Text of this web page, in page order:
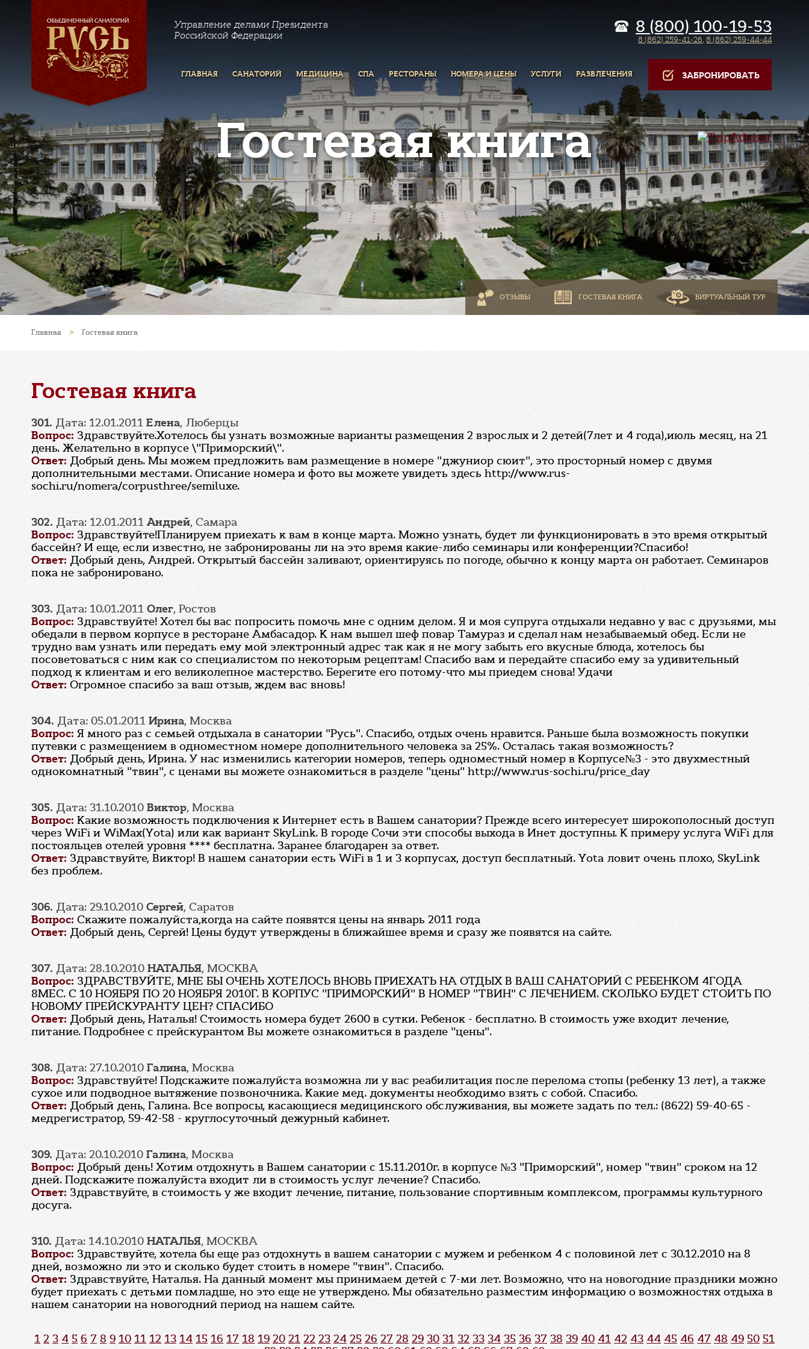
Управление делами Президента
Российской Федерации
8 (800) 100-19-53
8 (862) 259-41-26, 8 (862) 259-44-44
ГЛАВНАЯ САНАТОРИЙ МЕДИЦИНА СПА РЕСТОРАНЫ НОМЕРА И ЦЕНЫ УСЛУГИ РАЗВЛЕЧЕНИЯ ЗАБРОНИРОВАТЬ
Гостевая книга
ОТЗЫВЫ ГОСТЕВАЯ КНИГА ВИРТУАЛЬНЫЙ ТУР
Главная > Гостевая книга
Гостевая книга
301. Дата: 12.01.2011 Елена, Люберцы
Вопрос: Здравствуйте.Хотелось бы узнать возможные варианты размещения 2 взрослых и 2 детей(7лет и 4 года),июль месяц, на 21
день. Желательно в корпусе \"Приморский\".
Ответ: Добрый день. Мы можем предложить вам размещение в номере "джуниор сюит", это просторный номер с двумя
дополнительными местами. Описание номера и фото вы можете увидеть здесь http://www.rus-
sochi.ru/nomera/corpusthree/semiluxe.
302. Дата: 12.01.2011Андрей, Самара
Вопрос: Здравствуйте!Планируем приехать к вам в конце марта. Можно узнать, будет ли функционировать в это время открытый
бассейн? И еще, если известно, не забронированы ли на это время какие-либо семинары или конференции?Спасибо!
Ответ: Добрый день, Андрей. Открытый бассейн заливают, ориентируясь по погоде, обычно к концу марта он работает. Семинаров
пока не забронировано.
303. Дата: 10.01.2011 Олег, Ростов
Вопрос: Здравствуйте! Хотел бы вас попросить помочь мне с одним делом. Я и моя супруга отдыхали недавно у вас с друзьями, мы
обедали в первом корпусе в ресторане Амбасадор. К нам вышел шеф повар Тамураз и сделал нам незабываемый обед. Если не
трудно вам узнать или передать ему мой электронный адрес так как я не могу забыть его вкусные блюда, хотелось бы
посоветоваться с ним как со специалистом по некоторым рецептам! Спасибо вам и передайте спасибо ему за удивительный
подход к клиентам и его великолепное мастерство. Берегите его потому-что мы приедем снова! Удачи
Ответ: Огромное спасибо за ваш отзыв, ждем вас вновь!
304. Дата: 05.01.2011 Ирина, Москва
Вопрос: Я много раз с семьей отдыхала в санатории "Русь". Спасибо, отдых очень нравится. Раньше была возможность покупки
путевки с размещением в одноместном номере дополнительного человека за 25%. Осталась такая возможность?
Ответ: Добрый день, Ирина. У нас изменились категории номеров, теперь одноместный номер в Корпусе№3 - это двухместный
однокомнатный "твин", с ценами вы можете ознакомиться в разделе "цены" http://www.rus-sochi.ru/price_day
305. Дата: 31.10.2010 Виктор, Москва
Вопрос: Какие возможность подключения к Интернет есть в Вашем санатории? Прежде всего интересует широкополосный доступ
через WiFi и WiMax(Yota) или как вариант SkyLink. В городе Сочи эти способы выхода в Инет доступны. К примеру услуга WiFi для
постояльцев отелей уровня **** бесплатна. Заранее благодарен за ответ.
Ответ: Здравствуйте, Виктор! В нашем санатории есть WiFi в 1 и 3 корпусах, доступ бесплатный. Yota ловит очень плохо, SkyLink
без проблем.
306. Дата: 29.10.2010 Сергей, Саратов
Вопрос: Скажите пожалуйста,когда на сайте появятся цены на январь 2011 года
Ответ: Добрый день, Сергей! Цены будут утверждены в ближайшее время и сразу же появятся на сайте.
307. Дата: 28.10.2010 НАТАЛЬЯ, МОСКВА
Вопрос: ЗДРАВСТВУЙТЕ, МНЕ БЫ ОЧЕНЬ ХОТЕЛОСЬ ВНОВЬ ПРИЕХАТЬ НА ОТДЫХ В ВАШ САНАТОРИЙ С РЕБЕНКОМ 4ГОДА
8МЕС. С 10 НОЯБРЯ ПО 20 НОЯБРЯ 2010Г. В КОРПУС "ПРИМОРСКИЙ" В НОМЕР "ТВИН" С ЛЕЧЕНИЕМ. СКОЛЬКО БУДЕТ СТОИТЬ ПО
НОВОМУ ПРЕЙСКУРАНТУ ЦЕН? СПАСИБО
Ответ: Добрый день, Наталья! Стоимость номера будет 2600 в сутки. Ребенок - бесплатно. В стоимость уже входит лечение,
питание. Подробнее с прейскурантом Вы можете ознакомиться в разделе "цены".
308. Дата: 27.10.2010 Галина, Москва
Вопрос: Здравствуйте! Подскажите пожалуйста возможна ли у вас реабилитация после перелома стопы (ребенку 13 лет), а также
сухое или подводное вытяжение позвоночника. Какие мед. документы необходимо взять с собой. Спасибо.
Ответ: Добрый день, Галина. Все вопросы, касающиеся медицинского обслуживания, вы можете задать по тел.: (8622) 59-40-65 -
медрегистратор, 59-42-58 - круглосуточный дежурный кабинет.
309. Дата: 20.10.2010 Галина, Москва
Вопрос: Добрый день! Хотим отдохнуть в Вашем санатории с 15.11.2010г. в корпусе №3 "Приморский", номер "твин" сроком на 12
дней. Подскажите пожалуйста входит ли в стоимость услуг лечение? Спасибо.
Ответ: Здравствуйте, в стоимость у же входит лечение, питание, пользование спортивным комплексом, программы культурного
досуга.
310. Дата: 14.10.2010 НАТАЛЬЯ, МОСКВА
Вопрос: Здравствуйте, хотела бы еще раз отдохнуть в вашем санатории с мужем и ребенком 4 с половиной лет с 30.12.2010 на 8
дней, возможно ли это и сколько будет стоить в номере "твин". Спасибо.
Ответ: Здравствуйте, Наталья. На данный момент мы принимаем детей с 7-ми лет. Возможно, что на новогодние праздники можно
будет приехать с детьми помладше, но это еще не утверждено. Мы обязательно разместим информацию о возможностях отдыха в
нашем санатории на новогодний период на нашем сайте.
1 2 3 4 5 6 7 8 9 10 11 12 13 14 15 16 17 18 19 20 21 22 23 24 25 26 27 28 29 30 31 32 33 34 35 36 37 38 39 40 41 42 43 44 45 46 47 48 49 50 51